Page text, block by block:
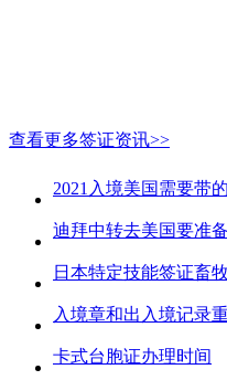
查看更多签证资讯>>
2021入境美国需要带
迪拜中转去美国要准
日本特定技能签证畜
入境章和出入境记录
卡式台胞证办理时间